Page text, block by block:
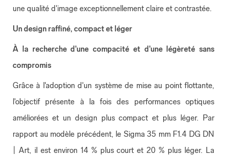
une qualité d'image exceptionnellement claire et contrastée.
Un design raffiné, compact et léger
À la recherche d'une compacité et d'une légèreté sans
compromis
Grâce à l'adoption d'un système de mise au point flottante,
l'objectif présente à la fois des performances optiques
améliorées et un design plus compact et plus léger. Par
rapport au modèle précédent, le Sigma 35 mm F1.4 DG DN
| Art, il est environ 14 % plus court et 20 % plus léger. La